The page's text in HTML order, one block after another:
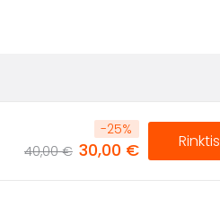
-25%
40,00 € 30,00 € Rinktis